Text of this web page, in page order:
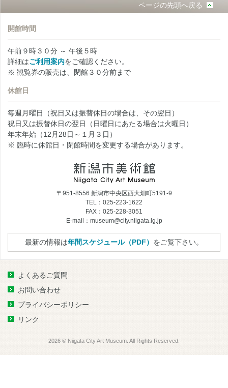
ページの先頭へ戻る
開館時間
午前９時３０分 ～ 午後５時
詳細はご利用案内をご確認ください。
※ 観覧券の販売は、閉館３０分前まで
休館日
毎週月曜日（祝日又は振替休日の場合は、その翌日）
祝日又は振替休日の翌日（日曜日にあたる場合は火曜日）
年末年始（12月28日～１月３日）
※ 臨時に休館日・閉館時間を変更する場合があります。
〒951-8556 新潟市中央区西大畑町5191-9
TEL：025-223-1622
FAX：025-228-3051
E-mail：museum@city.niigata.lg.jp
最新の情報は年間スケジュール（PDF） をご覧下さい。
よくあるご質問
お問い合わせ
プライバシーポリシー
リンク
2026 © Niigata City Art Museum. All Rights Reserved.